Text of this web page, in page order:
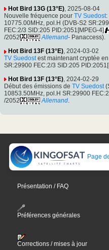
Hot Bird 13G (13°E), 2025-08-04
Nouvelle fréquence pour TV Suedost:
10775.00MHz, pol.H (DVB-S2
FEC:2/3 SID:205 PID:2051[MPEG-4]
/2052
Allemand- Panaccess).
Hot Bird 13F (13°E), 2024-03-02
TV Suedostest maintenant cryptée
SR:29900 FEC:2/3 SID:205
Hot Bird 13F (13°E), 2024-02-29
Début des émissions de TV Suedost
10853.50MHz, pol.H SR:29900
/2052
Allemand.
Page
Présentation / FAQ
Préférences générales
Corrections / mises à jour